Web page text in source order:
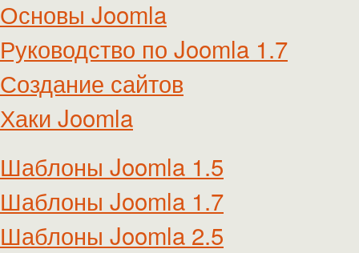
Основы Joomla
Руководство по Joomla 1.7
Создание сайтов
Хаки Joomla
Шаблоны Joomla 1.5
Шаблоны Joomla 1.7
Шаблоны Joomla 2.5